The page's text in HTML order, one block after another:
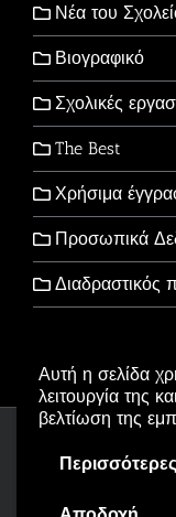
Αυτή η σελίδα
λειτουργία της
βελτίωση της
Νέα του
Βιογραφικό
Σχολικές
The Best
Χρήσιμα
Προσωπικά
Διαδραστικός